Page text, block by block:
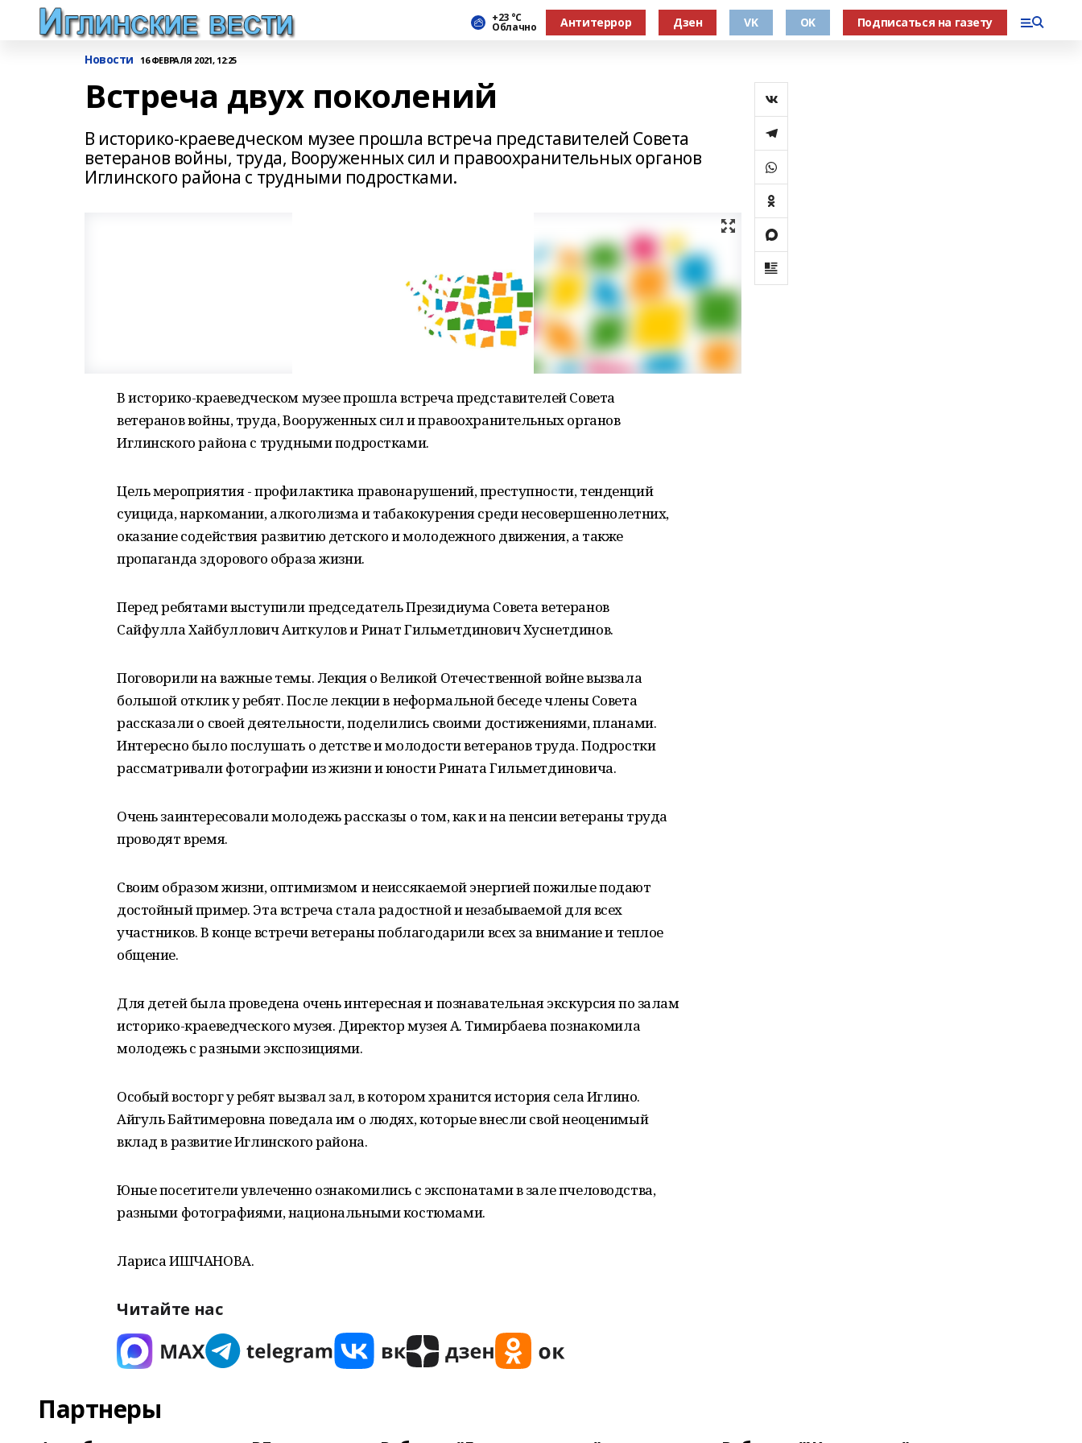
+23 °С
Облачно Антитеррор Дзен VK OK Подписаться на газету
Новости 16 ФЕВРАЛЯ 2021, 12:25
Встреча двух поколений
В историко-краеведческом музее прошла встреча представителей Совета
ветеранов войны, труда, Вооруженных сил и правоохранительных органов
Иглинского района с трудными подростками.
В историко-краеведческом музее прошла встреча представителей Совета
ветеранов войны, труда, Вооруженных сил и правоохранительных органов
Иглинского района с трудными подростками.
Цель мероприятия - профилактика правонарушений, преступности, тенденций
суицида, наркомании, алкоголизма и табакокурения среди несовершеннолетних,
оказание содействия развитию детского и молодежного движения, а также
пропаганда здорового образа жизни.
Перед ребятами выступили председатель Президиума Совета ветеранов
Сайфулла Хайбуллович Аиткулов и Ринат Гильметдинович Хуснетдинов.
Поговорили на важные темы. Лекция о Великой Отечественной войне вызвала
большой отклик у ребят. После лекции в неформальной беседе члены Совета
рассказали о своей деятельности, поделились своими достижениями, планами.
Интересно было послушать о детстве и молодости ветеранов труда. Подростки
рассматривали фотографии из жизни и юности Рината Гильметдиновича.
Очень заинтересовали молодежь рассказы о том, как и на пенсии ветераны труда
проводят время.
Своим образом жизни, оптимизмом и неиссякаемой энергией пожилые подают
достойный пример. Эта встреча стала радостной и незабываемой для всех
участников. В конце встречи ветераны поблагодарили всех за внимание и теплое
общение.
Для детей была проведена очень интересная и познавательная экскурсия по залам
историко-краеведческого музея. Директор музея А. Тимирбаева познакомила
молодежь с разными экспозициями.
Особый восторг у ребят вызвал зал, в котором хранится история села Иглино.
Айгуль Байтимеровна поведала им о людях, которые внесли свой неоценимый
вклад в развитие Иглинского района.
Юные посетители увлеченно ознакомились с экспонатами в зале пчеловодства,
разными фотографиями, национальными костюмами.
Лариса ИШЧАНОВА.
Читайте нас
Партнеры